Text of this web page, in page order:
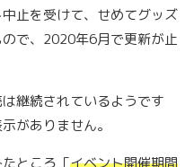
止を受けて、せめてグッズ
で、2020年6月で更新が止
継続されているようです
がありません。
ところ「イベント開催期間